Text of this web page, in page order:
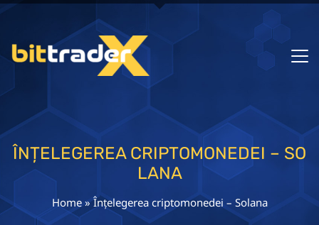
ÎNȚELEGEREA CRIPTOMONEDEI – SO
LANA
Home»Înțelegerea criptomonedei – Solana